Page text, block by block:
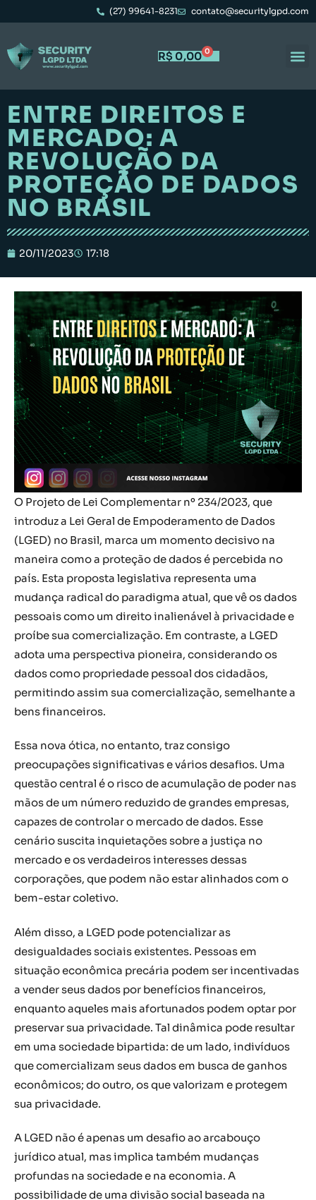
(27) 99641-8231 contato@securitylgpd.com
R$ 0,00 0
ENTRE DIREITOS E
MERCADO: A
REVOLUÇÃO DA
PROTEÇÃO DE DADOS
NO BRASIL
20/11/2023 17:18
O Projeto de Lei Complementar nº 234/2023, que
introduz a Lei Geral de Empoderamento de Dados
(LGED) no Brasil, marca um momento decisivo na
maneira como a proteção de dados é percebida no
país. Esta proposta legislativa representa uma
mudança radical do paradigma atual, que vê os dados
pessoais como um direito inalienável à privacidade e
proíbe sua comercialização. Em contraste, a LGED
adota uma perspectiva pioneira, considerando os
dados como propriedade pessoal dos cidadãos,
permitindo assim sua comercialização, semelhante a
bens financeiros.
Essa nova ótica, no entanto, traz consigo
preocupações significativas e vários desafios. Uma
questão central é o risco de acumulação de poder nas
mãos de um número reduzido de grandes empresas,
capazes de controlar o mercado de dados. Esse
cenário suscita inquietações sobre a justiça no
mercado e os verdadeiros interesses dessas
corporações, que podem não estar alinhados com o
bem-estar coletivo.
Além disso, a LGED pode potencializar as
desigualdades sociais existentes. Pessoas em
situação econômica precária podem ser incentivadas
a vender seus dados por benefícios financeiros,
enquanto aqueles mais afortunados podem optar por
preservar sua privacidade. Tal dinâmica pode resultar
em uma sociedade bipartida: de um lado, indivíduos
que comercializam seus dados em busca de ganhos
econômicos; do outro, os que valorizam e protegem
sua privacidade.
A LGED não é apenas um desafio ao arcabouço
jurídico atual, mas implica também mudanças
profundas na sociedade e na economia. A
possibilidade de uma divisão social baseada na